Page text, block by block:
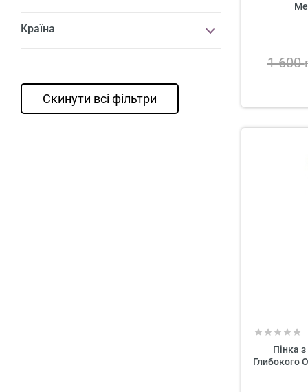
Країна
Скинути всі фільтри
1 600
Пінка
Глибокого